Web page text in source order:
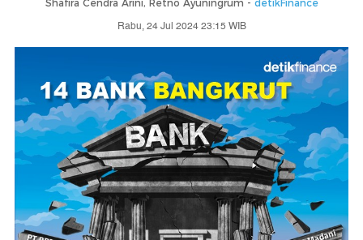
Shafira Cendra Arini, Retno Ayuningrum - detikFinance
Rabu, 24 Jul 2024 23:15 WIB